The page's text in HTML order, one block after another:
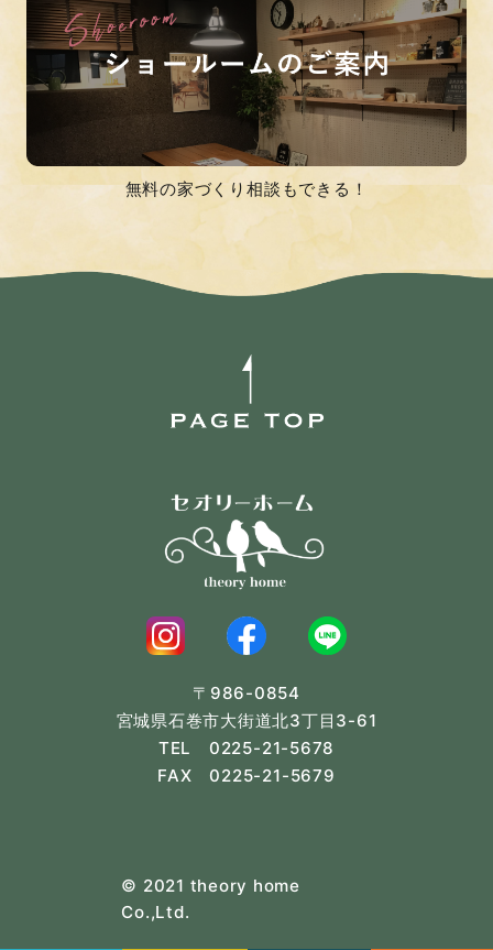
無料の家づくり相談もできる！
〒986-0854
宮城県石巻市大街道北3丁目3-61
TEL 0225-21-5678
FAX 0225-21-5679
© 2021 theory home
Co.,Ltd.